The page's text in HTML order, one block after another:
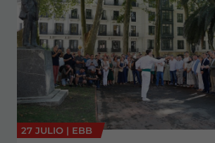
27 JULIO | EBB